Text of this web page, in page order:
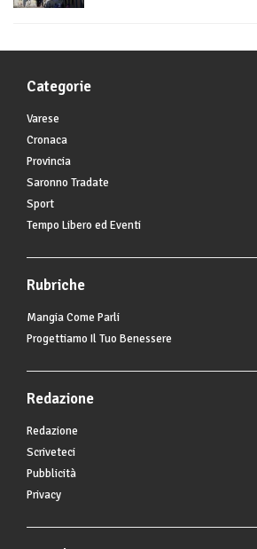
Categorie
Varese
Cronaca
Provincia
Saronno Tradate
Sport
Tempo Libero ed Eventi
Rubriche
Mangia Come Parli
Progettiamo Il Tuo Benessere
Redazione
Redazione
Scriveteci
Pubblicità
Privacy